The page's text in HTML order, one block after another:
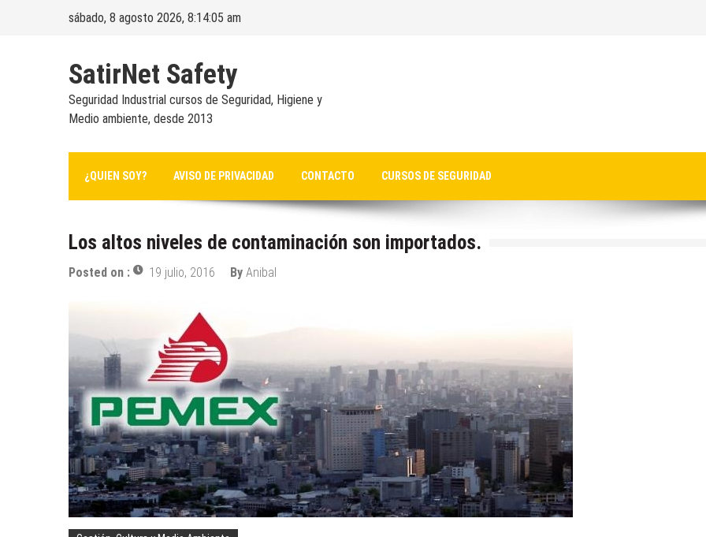
sábado, 8 agosto 2026, 8:14:05 am
SatirNet Safety
Seguridad Industrial cursos de Seguridad, Higiene y
Medio ambiente, desde 2013
¿QUIEN SOY? AVISO DE PRIVACIDAD CONTACTO CURSOS DE SEGURIDAD
Los altos niveles de contaminación son importados.
Posted on : 19 julio, 2016 By Anibal